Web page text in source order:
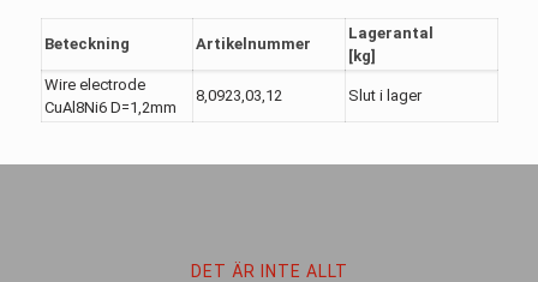
Beteckning Artikelnummer
Lagerantal
[kg]
Wire electrode
CuAl8Ni6 D=1,2mm
8,0923,03,12 Slut i lager
DET ÄR INTE ALLT